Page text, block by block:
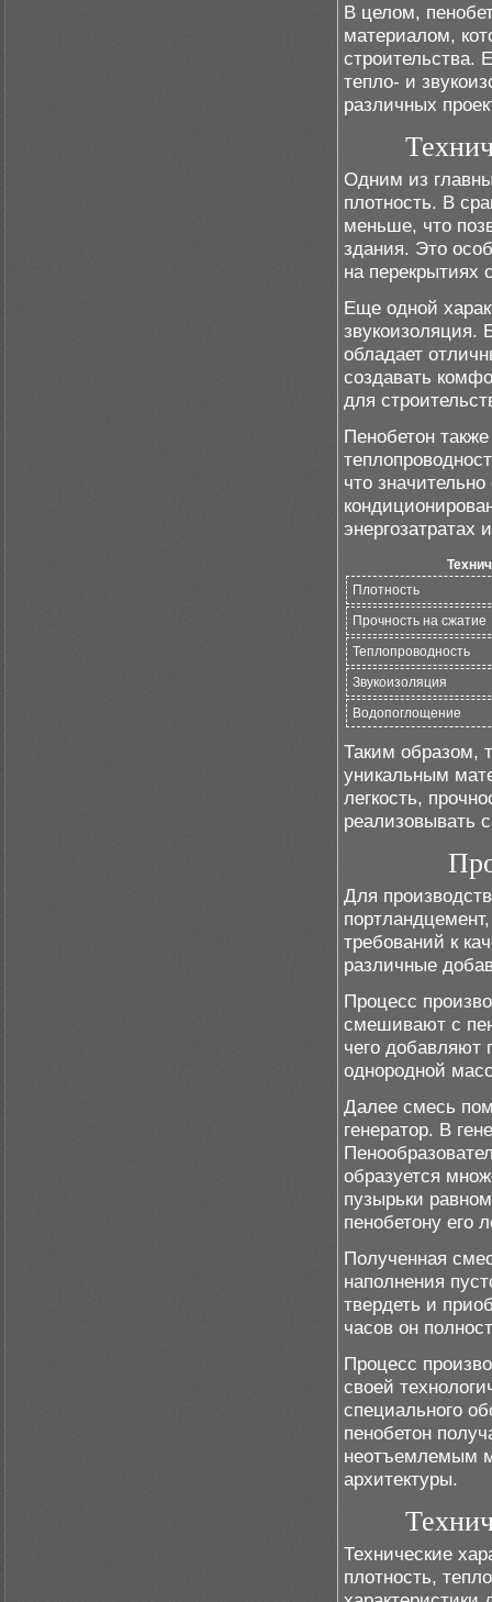
В целом,
материалом,
строительства.
тепло- и
различных
Одним из
плотность. В
меньше, что
здания. Это
на перекрытиях
Еще одной
звукоизоляция.
обладает
создавать
для
Пенобетон
что
энергозатратах
Плотность
Прочность на сжатие
Теплопроводность
Звукоизоляция
Водопоглощение
Таким образом,
уникальным
легкость,
реализовывать
Для
требований к
различные
Процесс
смешивают с
чего добавляют
однородной
Далее смесь
генератор. В
образуется
пузырьки
пенобетону его
Полученная
наполнения
твердеть и
часов он
Процесс
своей
специального
пенобетон
неотъемлемым
архитектуры.
Технические
плотность,